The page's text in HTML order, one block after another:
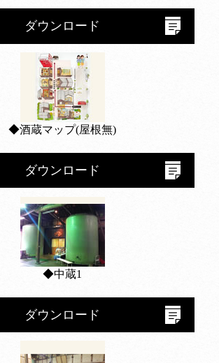
ダウンロード
◆酒蔵マップ(屋根無)
ダウンロード
◆中蔵1
ダウンロード